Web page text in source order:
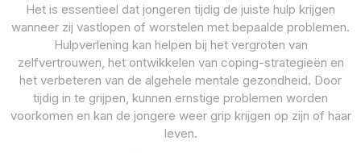
Het is essentieel dat jongeren tijdig de juiste hulp krijgen
wanneer zij vastlopen of worstelen met bepaalde problemen.
Hulpverlening kan helpen bij het vergroten van
zelfvertrouwen, het ontwikkelen van coping-strategieën en
het verbeteren van de algehele mentale gezondheid. Door
tijdig in te grijpen, kunnen ernstige problemen worden
voorkomen en kan de jongere weer grip krijgen op zijn of haar
leven.